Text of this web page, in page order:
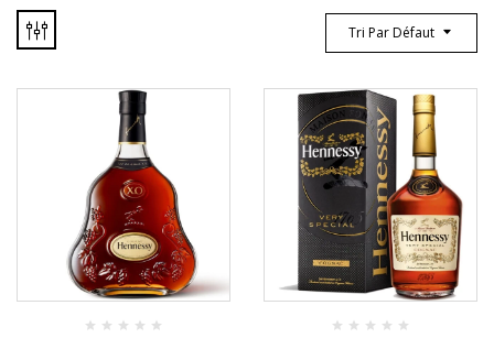
Tri Par Défaut